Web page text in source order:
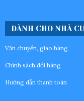
DÀNH CHO NHÀ
Vận chuyển, giao hàng
Chính sách đổi hàng
Hướng dẫn thanh toán